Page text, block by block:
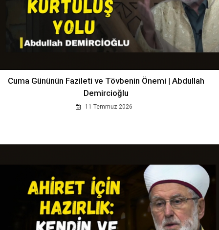
Cuma Gününün Fazileti ve Tövbenin Önemi | Abdullah
Demircioğlu
11 Temmuz 2026